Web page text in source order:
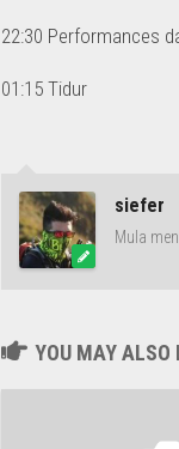
22:30 Performances
01:15 Tidur
siefer
Mula
YOU MAY ALSO